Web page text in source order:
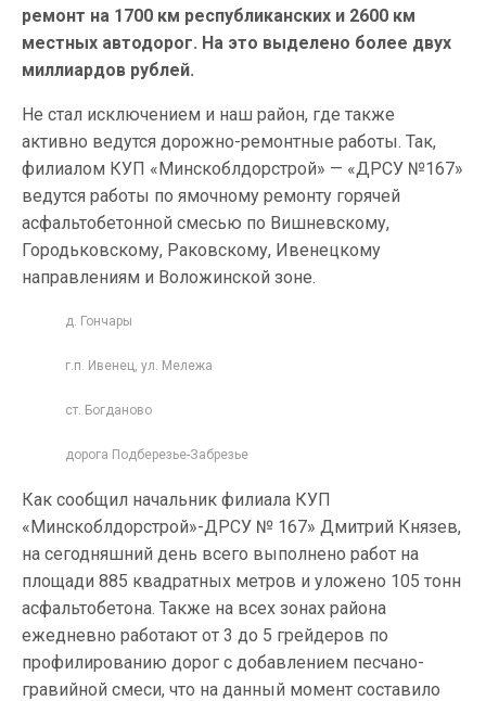
ремонт на 1700 км республиканских и 2600 км
местных автодорог. На это выделено более двух
миллиардов рублей.
Не стал исключением и наш район, где также
активно ведутся дорожно-ремонтные работы. Так,
филиалом КУП «Минскоблдорстрой» — «ДРСУ №167»
ведутся работы по ямочному ремонту горячей
асфальтобетонной смесью по Вишневскому,
Городьковскому, Раковскому, Ивенецкому
направлениям и Воложинской зоне.
д. Гончары
г.п. Ивенец, ул. Мележа
ст. Богданово
дорога Подберезье-Забрезье
Как сообщил начальник филиала КУП
«Минскоблдорстрой»-ДРСУ № 167» Дмитрий Князев,
на сегодняшний день всего выполнено работ на
площади 885 квадратных метров и уложено 105 тонн
асфальтобетона. Также на всех зонах района
ежедневно работают от 3 до 5 грейдеров по
профилированию дорог с добавлением песчано-
гравийной смеси, что на данный момент составило